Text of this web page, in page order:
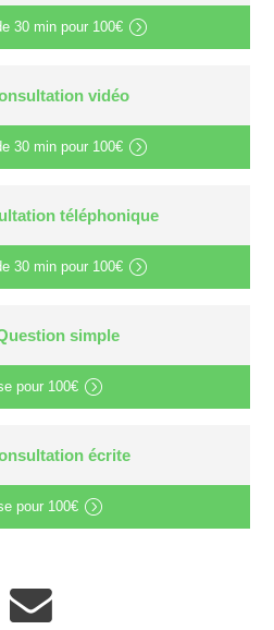
30 min pour 100€
vidéo
30 min pour 100€
téléphonique
30 min pour 100€
simple
pour 100€
écrite
pour 100€